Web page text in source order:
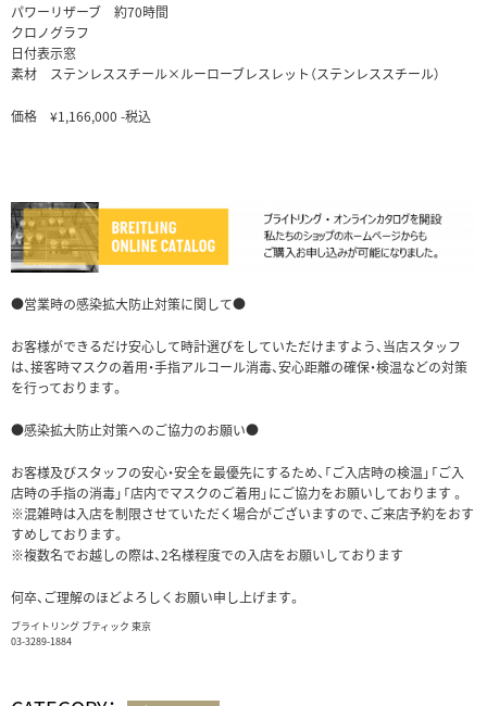
パワーリザーブ 約70時間
クロノグラフ
日付表示窓
素材 ステンレススチール×ルーローブレスレット（ステンレススチール）
価格 ¥1,166,000 -税込
●営業時の感染拡大防止対策に関して●
お客様ができるだけ安心して時計選びをしていただけますよう、当店スタッフ
は、接客時マスクの着用・手指アルコール消毒、安心距離の確保・検温などの対策
を行っております。
●感染拡大防止対策へのご協力のお願い●
お客様及びスタッフの安心・安全を最優先にするため、「ご入店時の検温」「ご入
店時の手指の消毒」「店内でマスクのご着用」にご協力をお願いしております 。
※混雑時は入店を制限させていただく場合がございますので、ご来店予約をおす
すめしております。
※複数名でお越しの際は、2名様程度での入店をお願いしております
何卒、ご理解のほどよろしくお願い申し上げます。
ブライトリング ブティック 東京
03-3289-1884